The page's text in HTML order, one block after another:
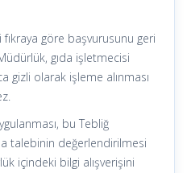
göre başvurusunu geri
gıda işletmecisi
gizli olarak işleme alınması
bu Tebliğ
talebinin değerlendirilmesi
içindeki bilgi alışverişini